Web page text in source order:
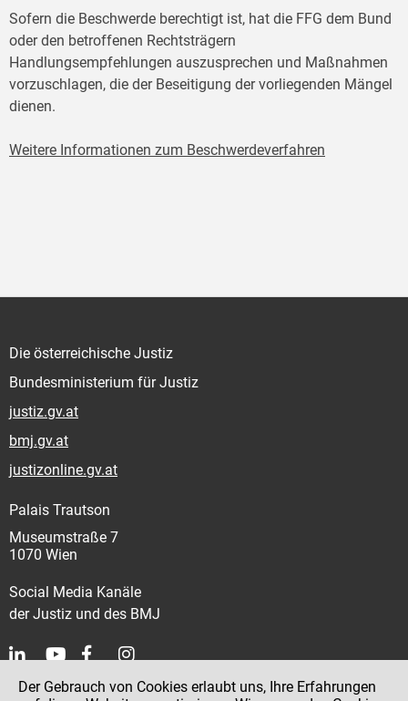
Sofern die Beschwerde berechtigt ist, hat die FFG dem Bund
oder den betroffenen Rechtsträgern
Handlungsempfehlungen auszusprechen und Maßnahmen
vorzuschlagen, die der Beseitigung der vorliegenden Mängel
dienen.
Weitere Informationen zum Beschwerdeverfahren
Die österreichische Justiz
Bundesministerium für Justiz
justiz.gv.at
bmj.gv.at
justizonline.gv.at
Palais Trautson
Museumstraße 7
1070 Wien
Social Media Kanäle
der Justiz und des BMJ
Kontakt
Der Gebrauch von Cookies erlaubt uns, Ihre Erfahrungen